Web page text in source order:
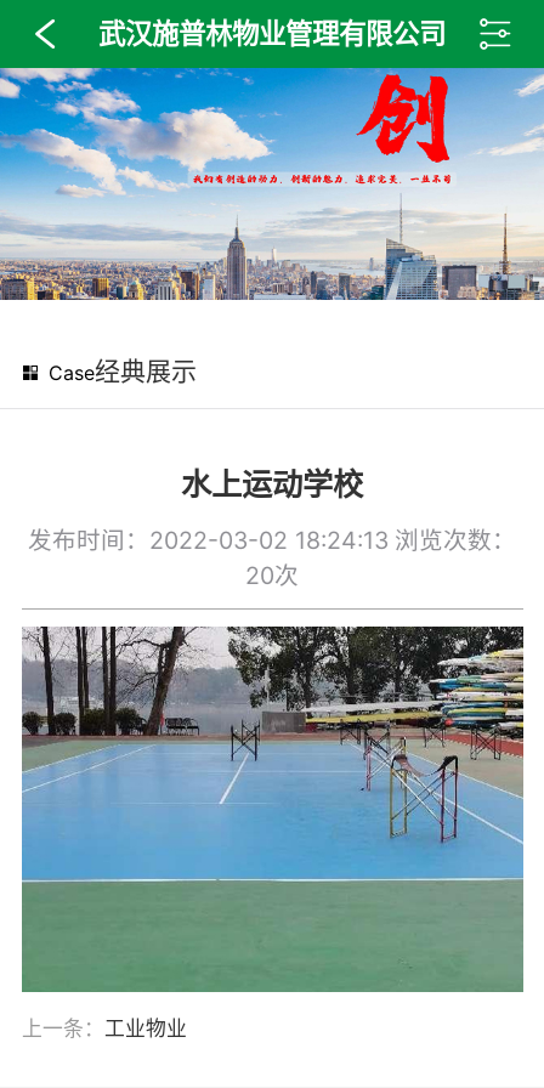
武汉施普林物业管理有限公司
Case经典展示
水上运动学校
发布时间：2022-03-02 18:24:13 浏览次数：
20次
上一条： 工业物业